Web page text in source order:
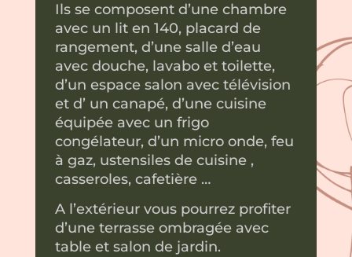
Ils se composent d’une chambre
avec un lit en 140, placard de
rangement, d’une salle d’eau
avec douche, lavabo et toilette,
d’un espace salon avec télévision
et d’ un canapé, d’une cuisine
équipée avec un frigo
congélateur, d’un micro onde, feu
à gaz, ustensiles de cuisine ,
casseroles, cafetière …
A l’extérieur vous pourrez profiter
d’une terrasse ombragée avec
table et salon de jardin.